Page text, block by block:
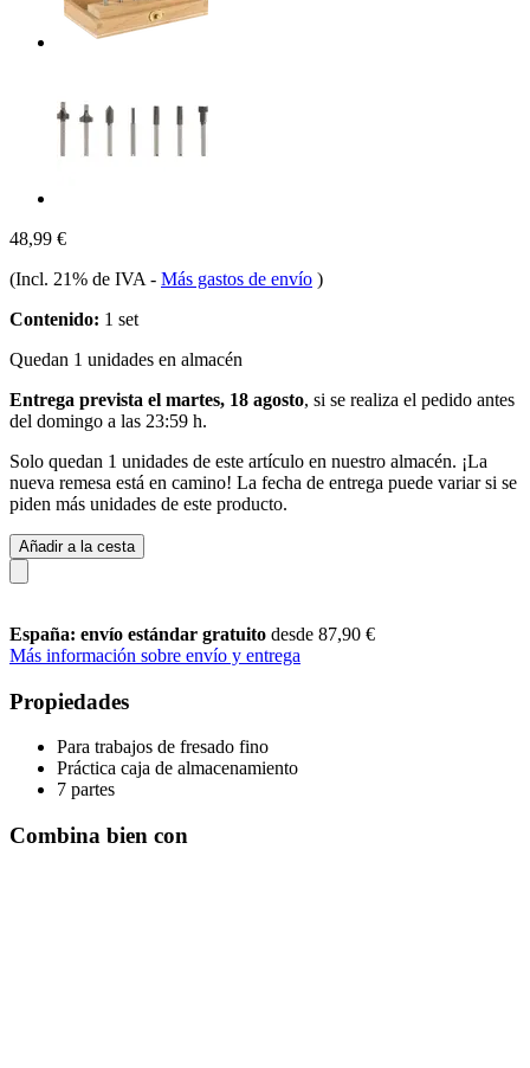
48,99 €
(Incl. 21% de IVA - Más gastos de envío )
Contenido: 1 set
Quedan 1 unidades en almacén
Entrega prevista el martes, 18 agosto, si se realiza el pedido antes
del domingo a las 23:59 h.
Solo quedan 1 unidades de este artículo en nuestro almacén. ¡La
nueva remesa está en camino! La fecha de entrega puede variar si se
piden más unidades de este producto.
Añadir a la cesta
España: envío estándar gratuito desde 87,90 €
Más información sobre envío y entrega
Propiedades
Para trabajos de fresado fino
Práctica caja de almacenamiento
7 partes
Combina bien con